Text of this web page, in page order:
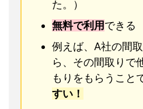
た。）
無料で利用できる
例えば、A社の間
ら、その間取りで
もりをもらうこと
すい！